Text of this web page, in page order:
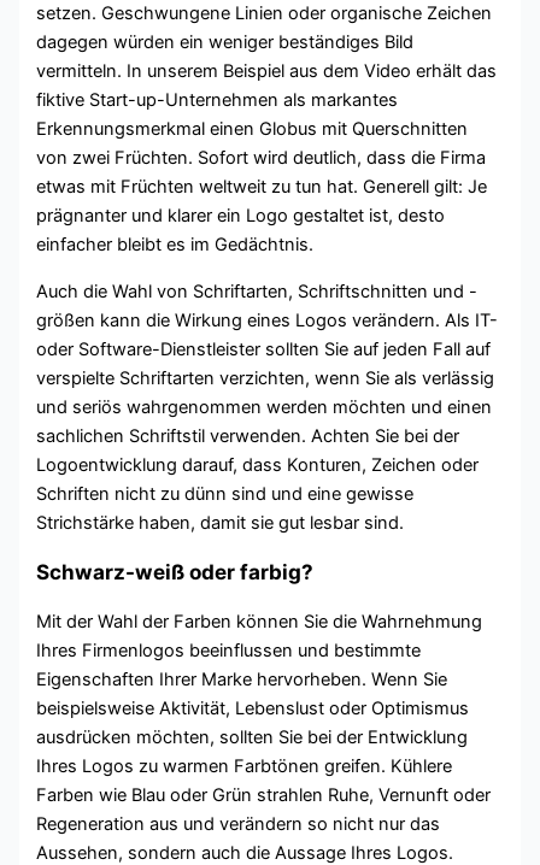
setzen. Geschwungene Linien oder organische Zeichen
dagegen würden ein weniger beständiges Bild
vermitteln. In unserem Beispiel aus dem Video erhält das
fiktive Start-up-Unternehmen als markantes
Erkennungsmerkmal einen Globus mit Querschnitten
von zwei Früchten. Sofort wird deutlich, dass die Firma
etwas mit Früchten weltweit zu tun hat. Generell gilt: Je
prägnanter und klarer ein Logo gestaltet ist, desto
einfacher bleibt es im Gedächtnis.
Auch die Wahl von Schriftarten, Schriftschnitten und -
größen kann die Wirkung eines Logos verändern. Als IT-
oder Software-Dienstleister sollten Sie auf jeden Fall auf
verspielte Schriftarten verzichten, wenn Sie als verlässig
und seriös wahrgenommen werden möchten und einen
sachlichen Schriftstil verwenden. Achten Sie bei der
Logoentwicklung darauf, dass Konturen, Zeichen oder
Schriften nicht zu dünn sind und eine gewisse
Strichstärke haben, damit sie gut lesbar sind.
Schwarz-weiß oder farbig?
Mit der Wahl der Farben können Sie die Wahrnehmung
Ihres Firmenlogos beeinflussen und bestimmte
Eigenschaften Ihrer Marke hervorheben. Wenn Sie
beispielsweise Aktivität, Lebenslust oder Optimismus
ausdrücken möchten, sollten Sie bei der Entwicklung
Ihres Logos zu warmen Farbtönen greifen. Kühlere
Farben wie Blau oder Grün strahlen Ruhe, Vernunft oder
Regeneration aus und verändern so nicht nur das
Aussehen, sondern auch die Aussage Ihres Logos.